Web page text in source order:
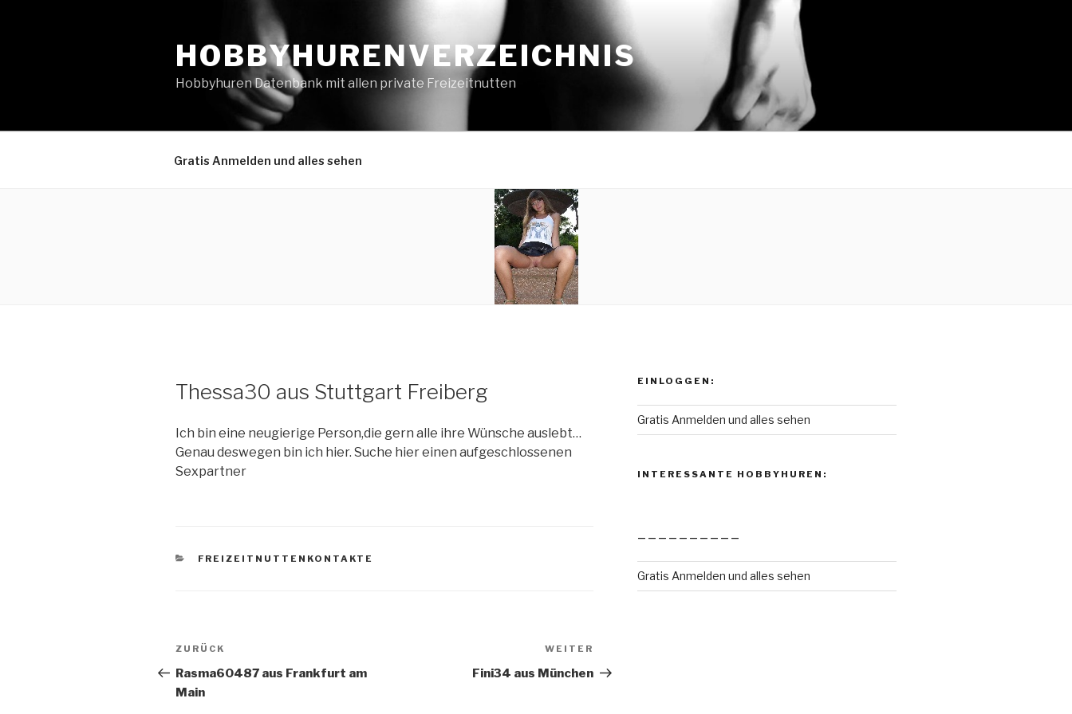
HOBBYHURENVERZEICHNIS
Hobbyhuren Datenbank mit allen private Freizeitnutten
Gratis Anmelden und alles sehen
Thessa30 aus Stuttgart Freiberg
Ich bin eine neugierige Person,die gern alle ihre Wünsche auslebt…
Genau deswegen bin ich hier. Suche hier einen aufgeschlossenen
Sexpartner
KATEGORIEN
FREIZEITNUTTENKONTAKTE
Beitragsnavigation
Vorheriger
Beitrag
ZURÜCK
Rasma60487 aus Frankfurt am
Main
Beitrag
WEITER
Fini34 aus München
EINLOGGEN:
Gratis Anmelden und alles sehen
INTERESSANTE HOBBYHUREN:
——————————
Gratis Anmelden und alles sehen